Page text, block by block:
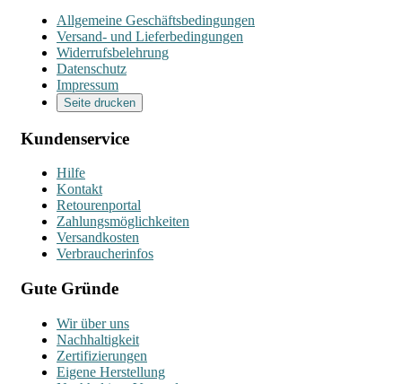
Allgemeine Geschäftsbedingungen
Versand- und Lieferbedingungen
Widerrufsbelehrung
Datenschutz
Impressum
Seite drucken
Kundenservice
Hilfe
Kontakt
Retourenportal
Zahlungsmöglichkeiten
Versandkosten
Verbraucherinfos
Gute Gründe
Wir über uns
Nachhaltigkeit
Zertifizierungen
Eigene Herstellung